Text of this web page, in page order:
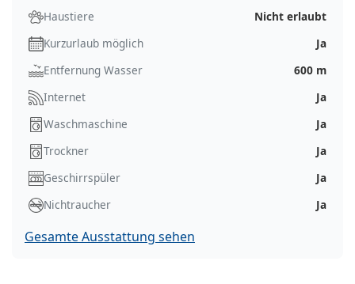
Haustiere
Nicht erlaubt
Kurzurlaub möglich
Ja
Entfernung Wasser
600 m
Internet
Ja
Waschmaschine
Ja
Trockner
Ja
Geschirrspüler
Ja
Nichtraucher
Ja
Gesamte Ausstattung sehen